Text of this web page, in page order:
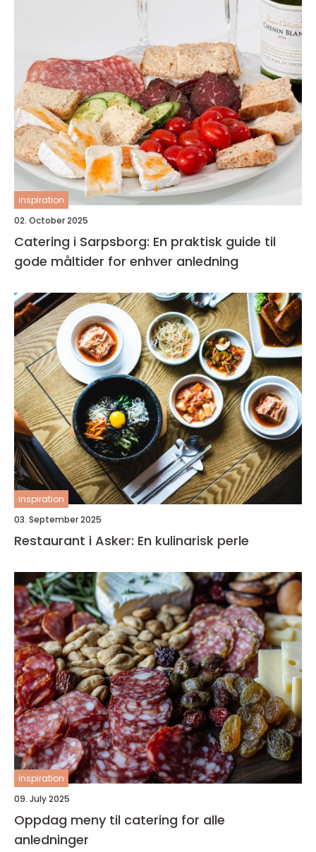
inspiration
02. October 2025
Catering i Sarpsborg: En praktisk guide til
gode måltider for enhver anledning
inspiration
03. September 2025
Restaurant i Asker: En kulinarisk perle
inspiration
09. July 2025
Oppdag meny til catering for alle
anledninger